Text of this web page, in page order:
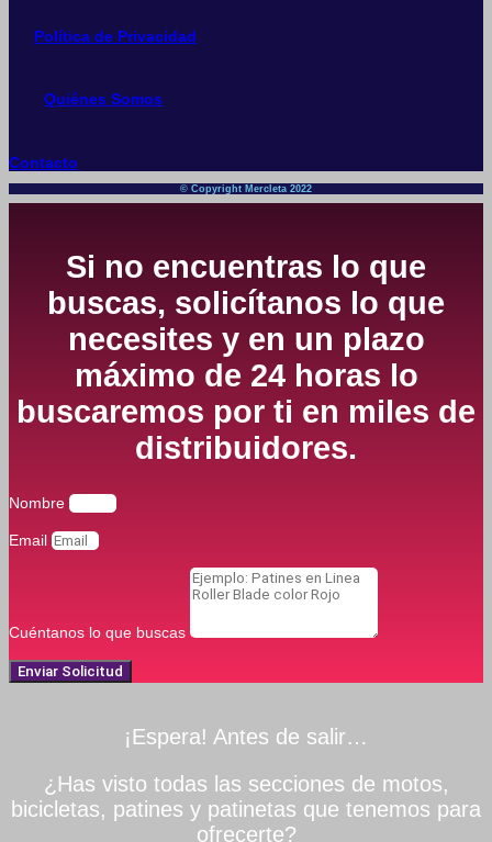
Política de Privacidad
Quiénes Somos
Contacto
© Copyright Mercleta 2022
Si no encuentras lo que
buscas, solicítanos lo que
necesites y en un plazo
máximo de 24 horas lo
buscaremos por ti en miles de
distribuidores.
Nombre
Email
Cuéntanos lo que buscas
Enviar Solicitud
¡Espera! Antes de salir…
¿Has visto todas las secciones de motos,
bicicletas, patines y patinetas que tenemos para
ofrecerte?